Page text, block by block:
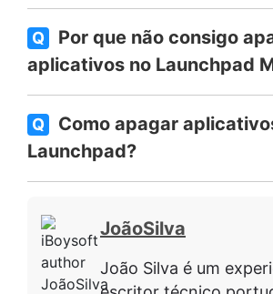
Q
Por que não consigo
aplicativos no Launchpad
Q
Como apagar
Launchpad?
JoãoSilva
João Silva é um